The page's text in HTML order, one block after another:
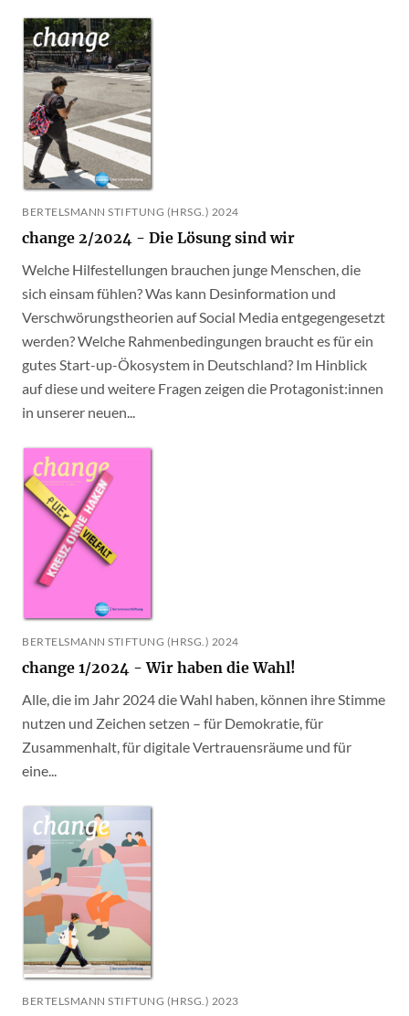
BERTELSMANN STIFTUNG (HRSG.) 2024
change 2/2024 - Die Lösung sind wir
Welche Hilfestellungen brauchen junge Menschen, die
sich einsam fühlen? Was kann Desinformation und
Verschwörungstheorien auf Social Media entgegengesetzt
werden? Welche Rahmenbedingungen braucht es für ein
gutes Start-up-Ökosystem in Deutschland? Im Hinblick
auf diese und weitere Fragen zeigen die Protagonist:innen
in unserer neuen...
BERTELSMANN STIFTUNG (HRSG.) 2024
change 1/2024 - Wir haben die Wahl!
Alle, die im Jahr 2024 die Wahl haben, können ihre Stimme
nutzen und Zeichen setzen – für Demokratie, für
Zusammenhalt, für digitale Vertrauensräume und für
eine...
BERTELSMANN STIFTUNG (HRSG.) 2023